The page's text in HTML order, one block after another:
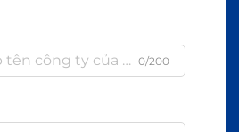
0/200